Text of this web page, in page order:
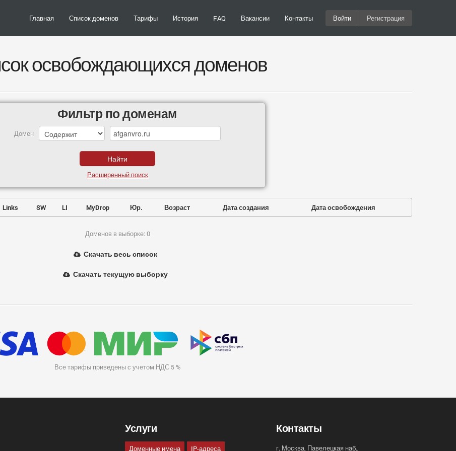
Главная Список доменов Тарифы История FAQ Вакансии Контакты Войти Регистрация
освобождающихся доменов
Фильтр по доменам
Домен
Расширенный поиск
Links SW LI MyDrop Юр. Возраст Дата создания Дата освобождения
Доменов в выборке: 0
Скачать весь список
Скачать текущую выборку
Все тарифы приведены с учетом НДС 5 %
Услуги
Доменные имена IP-адреса
Контакты
г. Москва, Павелецкая наб.,